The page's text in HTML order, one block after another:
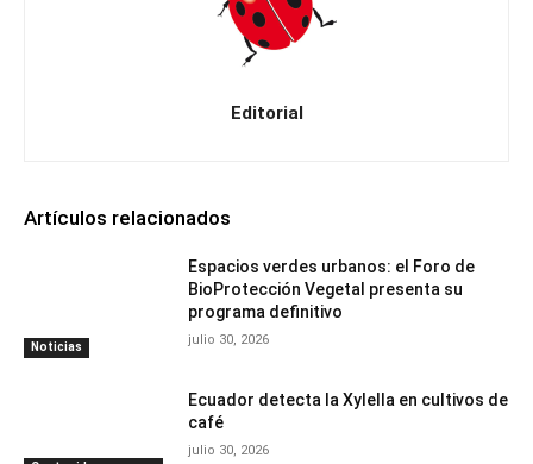
Editorial
Artículos relacionados
Noticias
Espacios verdes urbanos: el Foro de
BioProtección Vegetal presenta su
programa definitivo
julio 30, 2026
Ecuador detecta la Xylella en cultivos de
café
julio 30, 2026